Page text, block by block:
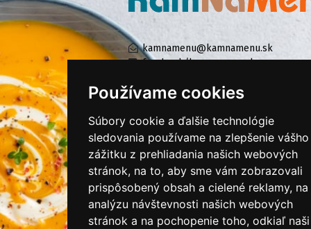
Používame cookies
Súbory cookie a ďalšie technológie
sledovania používame na zlepšenie vášho
zážitku z prehliadania našich webových
stránok, na to, aby sme vám zobrazovali
prispôsobený obsah a cielené reklamy, na
analýzu návštevnosti našich webových
stránok a na pochopenie toho, odkiaľ naši
kamnamenu@kamnamenu.sk
facebook/kamnamenu.sk
PRIHLÁSIŤ SA DO ZÁKAZNÍCKEJ ZÓNY
Všeobecné obchodné podmienky